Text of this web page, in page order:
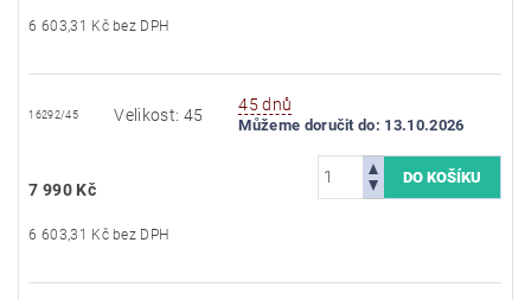
6 603,31 Kč bez DPH
16292/45 Velikost: 45
45 dnů
Můžeme doručit do: 13.10.2026
7 990 Kč
6 603,31 Kč bez DPH